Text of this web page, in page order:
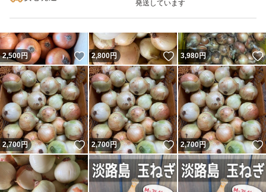
発送しています
2,500円 いいね！
2,800円 いいね！
3,980円
2,700円 いいね！
2,700円 いいね！
2,700円